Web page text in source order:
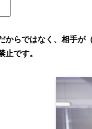
からではなく、相手が
止です。